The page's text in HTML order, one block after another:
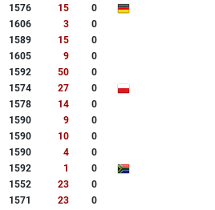
1576 15
0
1606 3
0
1589 15
0
1605 9
0
1592 50
0
1574 27
0
1578 14
0
1590 9
0
1590 10
0
1590 4
0
1592 1
0
1552 23
0
1571 23
0